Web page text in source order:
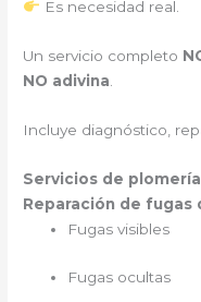
Es necesidad real.
Un servicio completo
NO adivina
Incluye diagnóstico,
Servicios de
Reparación de fugas
Fugas visibles
Fugas ocultas